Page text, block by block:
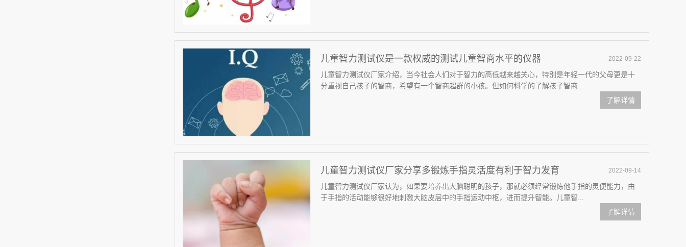
2022-09-22
儿童智力测试仪是一款权威的测试儿童智商水平的仪器
儿童智力测试仪厂家介绍，当今社会人们对于智力的高低越来越关心，特别是年轻一代的父母更是十
分重视自己孩子的智商，希望有一个智商超群的小孩。但如何科学的了解孩子智商...
了解详情
2022-09-14
儿童智力测试仪厂家分享多锻炼手指灵活度有利于智力发育
儿童智力测试仪厂家认为，如果要培养出大脑聪明的孩子，那就必须经常锻炼他手指的灵便能力，由
于手指的活动能够很好地刺激大脑皮层中的手指运动中枢，进而提升智能。儿童智...
了解详情